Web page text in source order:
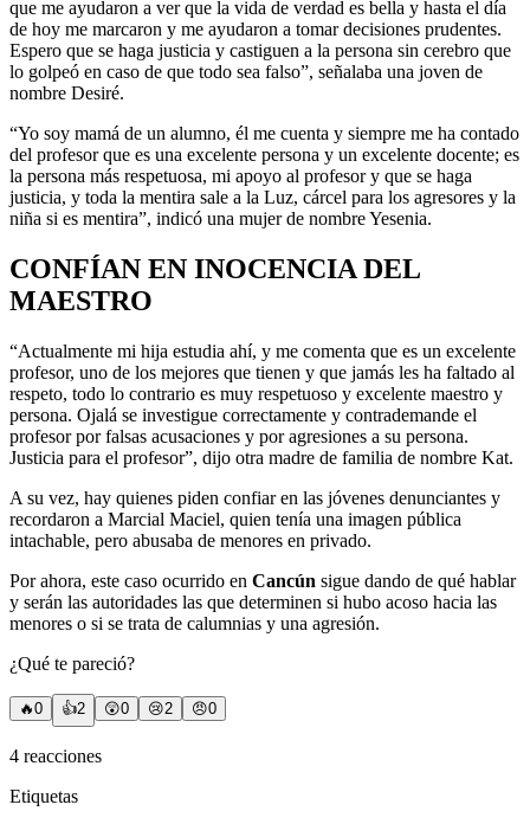
que me ayudaron a ver que la vida de verdad es bella y hasta el día
de hoy me marcaron y me ayudaron a tomar decisiones prudentes.
Espero que se haga justicia y castiguen a la persona sin cerebro que
lo golpeó en caso de que todo sea falso”, señalaba una joven de
nombre Desiré.
“Yo soy mamá de un alumno, él me cuenta y siempre me ha contado
del profesor que es una excelente persona y un excelente docente; es
la persona más respetuosa, mi apoyo al profesor y que se haga
justicia, y toda la mentira sale a la Luz, cárcel para los agresores y la
niña si es mentira”, indicó una mujer de nombre Yesenia.
CONFÍAN EN INOCENCIA DEL
MAESTRO
“Actualmente mi hija estudia ahí, y me comenta que es un excelente
profesor, uno de los mejores que tienen y que jamás les ha faltado al
respeto, todo lo contrario es muy respetuoso y excelente maestro y
persona. Ojalá se investigue correctamente y contrademande el
profesor por falsas acusaciones y por agresiones a su persona.
Justicia para el profesor”, dijo otra madre de familia de nombre Kat.
A su vez, hay quienes piden confiar en las jóvenes denunciantes y
recordaron a Marcial Maciel, quien tenía una imagen pública
intachable, pero abusaba de menores en privado.
Por ahora, este caso ocurrido en Cancún sigue dando de qué hablar
y serán las autoridades las que determinen si hubo acoso hacia las
menores o si se trata de calumnias y una agresión.
¿Qué te pareció?
🔥0 👍2 😲0 😢2 😠0
4 reacciones
Etiquetas